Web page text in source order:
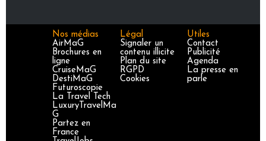
Nos médias
AirMaG
Brochures en
ligne
CruiseMaG
DestiMaG
Futuroscopie
La Travel Tech
LuxuryTravelMa
G
Partez en
France
Légal
Signaler un
contenu illicite
Plan du site
RGPD
Cookies
Utiles
Contact
Publicité
Agenda
La presse en
parle